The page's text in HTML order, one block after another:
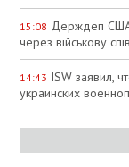
15:08 Держдеп США
через військову
14:43 ISW заявил,
украинских